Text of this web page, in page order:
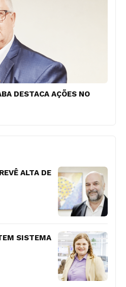
DESTACA AÇÕES NO
ALTA DE
SISTEMA